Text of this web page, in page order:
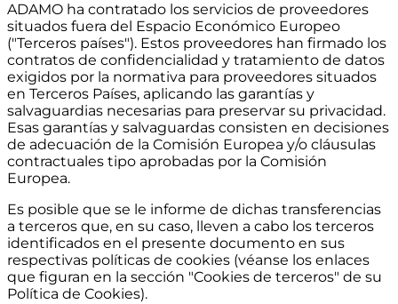
ADAMO ha contratado los servicios de proveedores
situados fuera del Espacio Económico Europeo
("Terceros países"). Estos proveedores han firmado los
contratos de confidencialidad y tratamiento de datos
exigidos por la normativa para proveedores situados
en Terceros Países, aplicando las garantías y
salvaguardias necesarias para preservar su privacidad.
Esas garantías y salvaguardas consisten en decisiones
de adecuación de la Comisión Europea y/o cláusulas
contractuales tipo aprobadas por la Comisión
Europea.
Es posible que se le informe de dichas transferencias
a terceros que, en su caso, lleven a cabo los terceros
identificados en el presente documento en sus
respectivas políticas de cookies (véanse los enlaces
que figuran en la sección "Cookies de terceros" de su
Política de Cookies).